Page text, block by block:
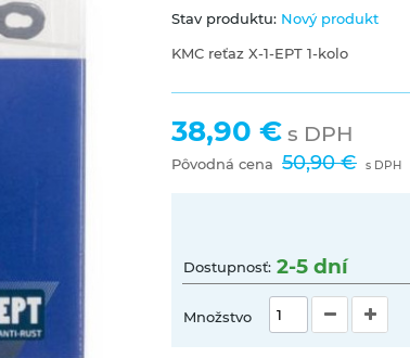
Stav produktu: Nový produkt
KMC reťaz X-1-EPT 1-kolo
38,90 € s DPH
Pôvodná cena 50,90 € s DPH
Dostupnosť: 2-5 dní
Množstvo